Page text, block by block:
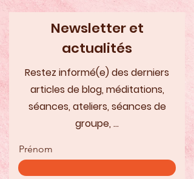
Newsletter et
actualités
Restez informé(e) des derniers
articles de blog, méditations,
séances, ateliers, séances de
groupe, ...
Prénom